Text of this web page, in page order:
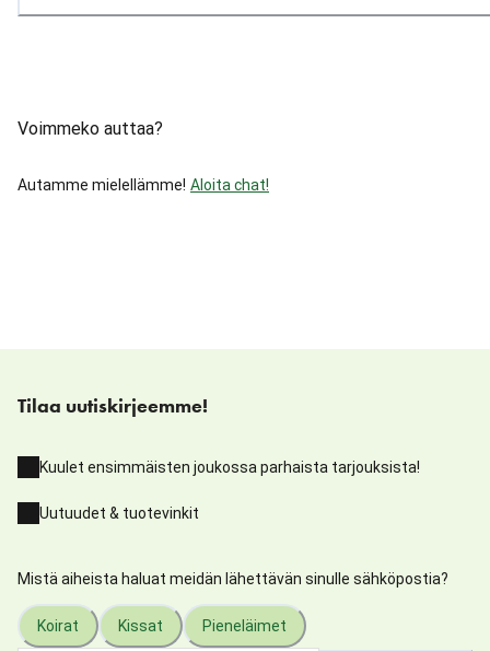
Voimmeko auttaa?
Autamme mielellämme! Aloita chat!
Tilaa uutiskirjeemme!
Kuulet ensimmäisten joukossa parhaista tarjouksista!
Uutuudet & tuotevinkit
Mistä aiheista haluat meidän lähettävän sinulle sähköpostia?
Koirat Kissat Pieneläimet